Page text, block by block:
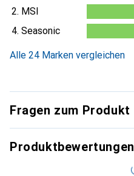
2. MSI
4. Seasonic
Alle 24 Marken vergleichen
Fragen zum Produkt
Produktbewertungen